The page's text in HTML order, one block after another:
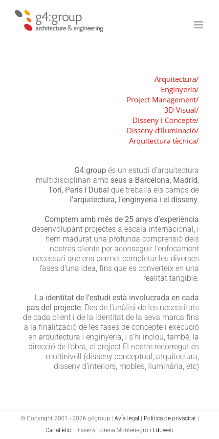
content
Arquitectura/
Enginyeria/
Project Management/
3D Visual/
Disseny i Concepte/
Disseny d’iluminació/
Arquitectura tècnica/
G4:groupés un estudi d’arquitectura
multidisciplinari amb seus a Barcelona, Madrid,
Torí, París i Dubai que treballa els camps de
l’arquitectura, l’enginyeria i el disseny.
Comptem amb més de 25 anys d’experiència
desenvolupant projectes a escala internacional, i
hem madurat una profunda comprensió dels
nostres clients per aconseguir l’enfocament
necessari que ens permet completar les diverses
fases d’una idea, fins que es converteix en una
realitat tangible.
La identitat de l’estudi està involucrada en cada
pas del projecte. Des de l’anàlisi de les necessitats
de cada client i de la identitat de la seva marca fins
a la finalització de les fases de concepte i execució
en arquitectura i enginyeria, i s’hi inclou, també, la
direcció de l’obra, el project El nostre recorregut és
multinivell (disseny conceptual, arquitectura,
disseny d’interiors, mobles, lluminària, etc)
© Copyright 2001 - 2026 g4group | Avís legal Política de privacitat|
Canal ètic | Disseny Lorena Montenegro i Eduweb